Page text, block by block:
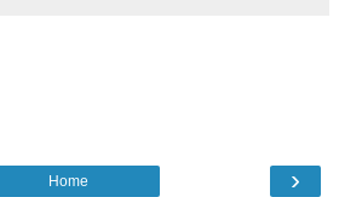
›
Home